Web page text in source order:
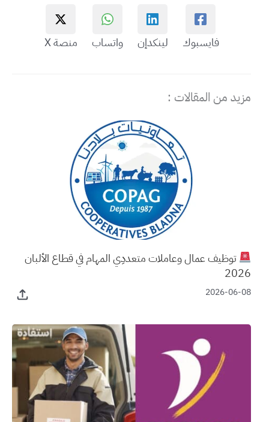
فايسبوك لينكدإن واتساب منصة X
مزيد من المقالات :
توظيف عمال وعاملات متعددِي المهام في قطاع الألبان
2026
2026-06-08